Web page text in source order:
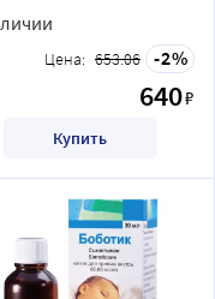
Цена: 653.06 2
640₽
Купить